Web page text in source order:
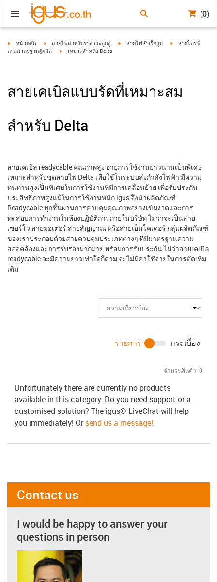
(0)
igus-icon-arrow-right
หน้าหลัก igus-icon-arrow-right
สายไฟสำหรับรางกระดูกงู igus-icon-arrow-right
สายไฟสำเร็จรูป igus-icon-arrow-
สายไดรฟ์
ตามมาตรฐานผู้ผลิต
igus-icon-arrow-right
เหมาะสำหรับ Delta
สายเคเบิลแบบรัดที่เหมาะสม
สำหรับ Delta
สายเคเบิล readycable คุณภาพสูง อายุการใช้งานยาวนานเป็นพิเศษ
เหมาะสำหรับชุดสายไฟ Delta เพื่อใช้ในระบบส่งกำลังไฟฟ้า มีความ
ทนทานสูงเป็นพิเศษในการใช้งานที่มีการเคลื่อนย้าย เพื่อรับประกัน
ประสิทธิภาพสูงแม้ในการใช้งานหนัก igus จึงนำผลิตภัณฑ์
Readycable ทุกชิ้นผ่านการควบคุมคุณภาพอย่างเข้มงวดและการ
ทดสอบการทำงานในห้องปฏิบัติการภายในบริษัท ไม่ว่าจะเป็นสาย
เซอร์โว สายมอเตอร์ สายสัญญาณ หรือสายเอ็นโคเดอร์ กลุ่มผลิตภัณฑ์
ของเราประกอบด้วยสายควบคุมประเภทต่างๆ ที่มีมาตรฐานความ
สอดคล้องและการรับรองมากมาย พร้อมการรับประกัน ไม่ว่าสายเคเบิล
readycable จะมีความยาวเท่าใดก็ตาม จะไม่มีค่าใช้จ่ายในการตัดเพิ่ม
เติม
จำนวนสินค้า: 0
รายการ กระเบื้อง
Unfortunately there are currently no products
available in this category. Do you need support or a
customised solution? The igus® LiveChat will help
you immediately! Orsend us a message!
Contact us
I would be happy to answer your
questions in person